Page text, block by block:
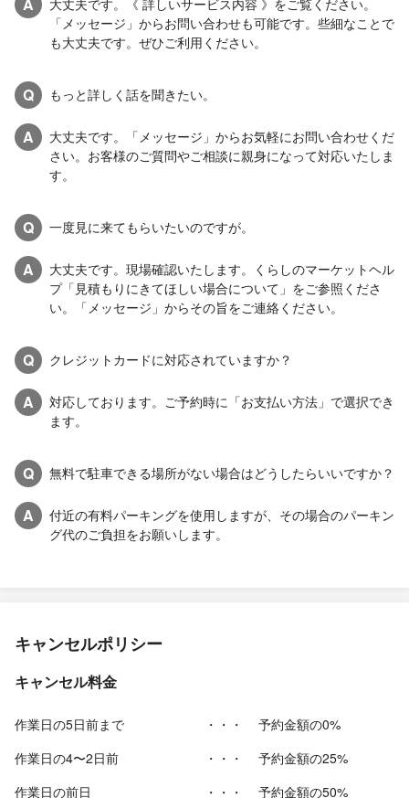
大丈夫です。《 詳しいサービス内容 》をご覧ください。
「メッセージ」からお問い合わせも可能です。些細なことで
も大丈夫です。ぜひご利用ください。
Q もっと詳しく話を聞きたい。
A
大丈夫です。「メッセージ」からお気軽にお問い合わせくだ
さい。お客様のご質問やご相談に親身になって対応いたしま
す。
Q 一度見に来てもらいたいのですが。
A
大丈夫です。現場確認いたします。くらしのマーケットヘル
プ「見積もりにきてほしい場合について」をご参照くださ
い。「メッセージ」からその旨をご連絡ください。
Q クレジットカードに対応されていますか？
A
対応しております。ご予約時に「お支払い方法」で選択でき
ます。
Q 無料で駐車できる場所がない場合はどうしたらいいですか？
A
付近の有料パーキングを使用しますが、その場合のパーキン
グ代のご負担をお願いします。
キャンセルポリシー
キャンセル料金
作業日の5日前まで ・・・
予約金額の0%
作業日の4〜2日前
・・・
予約金額の25%
作業日の前日
・・・ 予約金額の50%